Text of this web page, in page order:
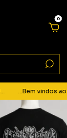
0
...Bem vindos ao